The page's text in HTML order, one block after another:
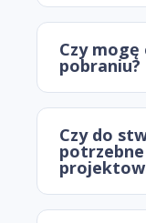
Czy
pobraniu?
Czy do